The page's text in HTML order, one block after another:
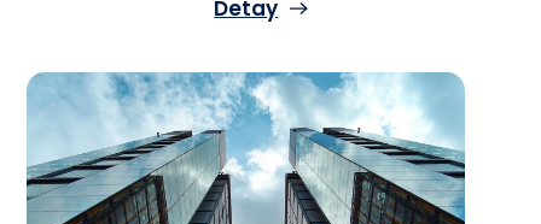
karşılanması amacıyla talep edilmektedir.
yaşama ulaşmaları açısından söz konusu olan
aidat için pek çok soru işaretinden söz etmek
gerekir. Peki, aidat nasıl hesaplanır? Hangi
giderler aidata dahildir? Aidat ödenmezse ne
olur? İşte bu konuda bütün merak ettikleriniz!
Detay